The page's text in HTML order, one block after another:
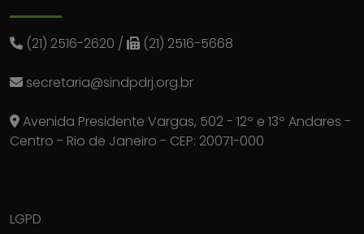
(21) 2516-2620 / (21) 2516-5668
secretaria@sindpdrj.org.br
Avenida Presidente Vargas, 502 - 12º e 13º Andares -
Centro - Rio de Janeiro - CEP: 20071-000
LGPD